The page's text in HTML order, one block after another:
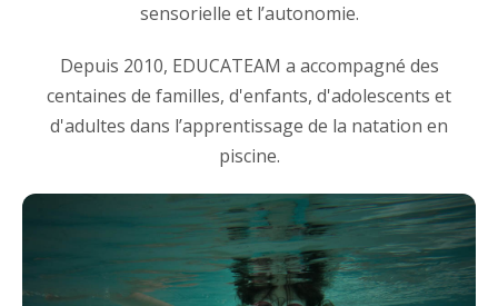
sensorielle et l’autonomie.
Depuis 2010, EDUCATEAM a accompagné des
centaines de familles, d'enfants, d'adolescents et
d'adultes dans l’apprentissage de la natation en
piscine.